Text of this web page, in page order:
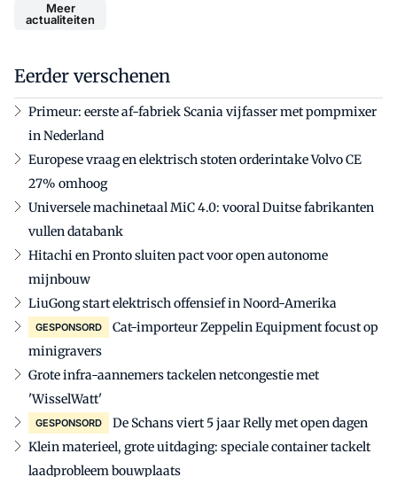
Meer
actualiteiten
Eerder verschenen
Primeur: eerste af-fabriek Scania vijfasser met pompmixer
in Nederland
Europese vraag en elektrisch stoten orderintake Volvo CE
27% omhoog
Universele machinetaal MiC 4.0: vooral Duitse fabrikanten
vullen databank
Hitachi en Pronto sluiten pact voor open autonome
mijnbouw
LiuGong start elektrisch offensief in Noord-Amerika
GESPONSORD
Cat-importeur Zeppelin Equipment focust op
minigravers
Grote infra-aannemers tackelen netcongestie met
'WisselWatt'
GESPONSORD
De Schans viert 5 jaar Relly met open dagen
Klein materieel, grote uitdaging: speciale container tackelt
laadprobleem bouwplaats